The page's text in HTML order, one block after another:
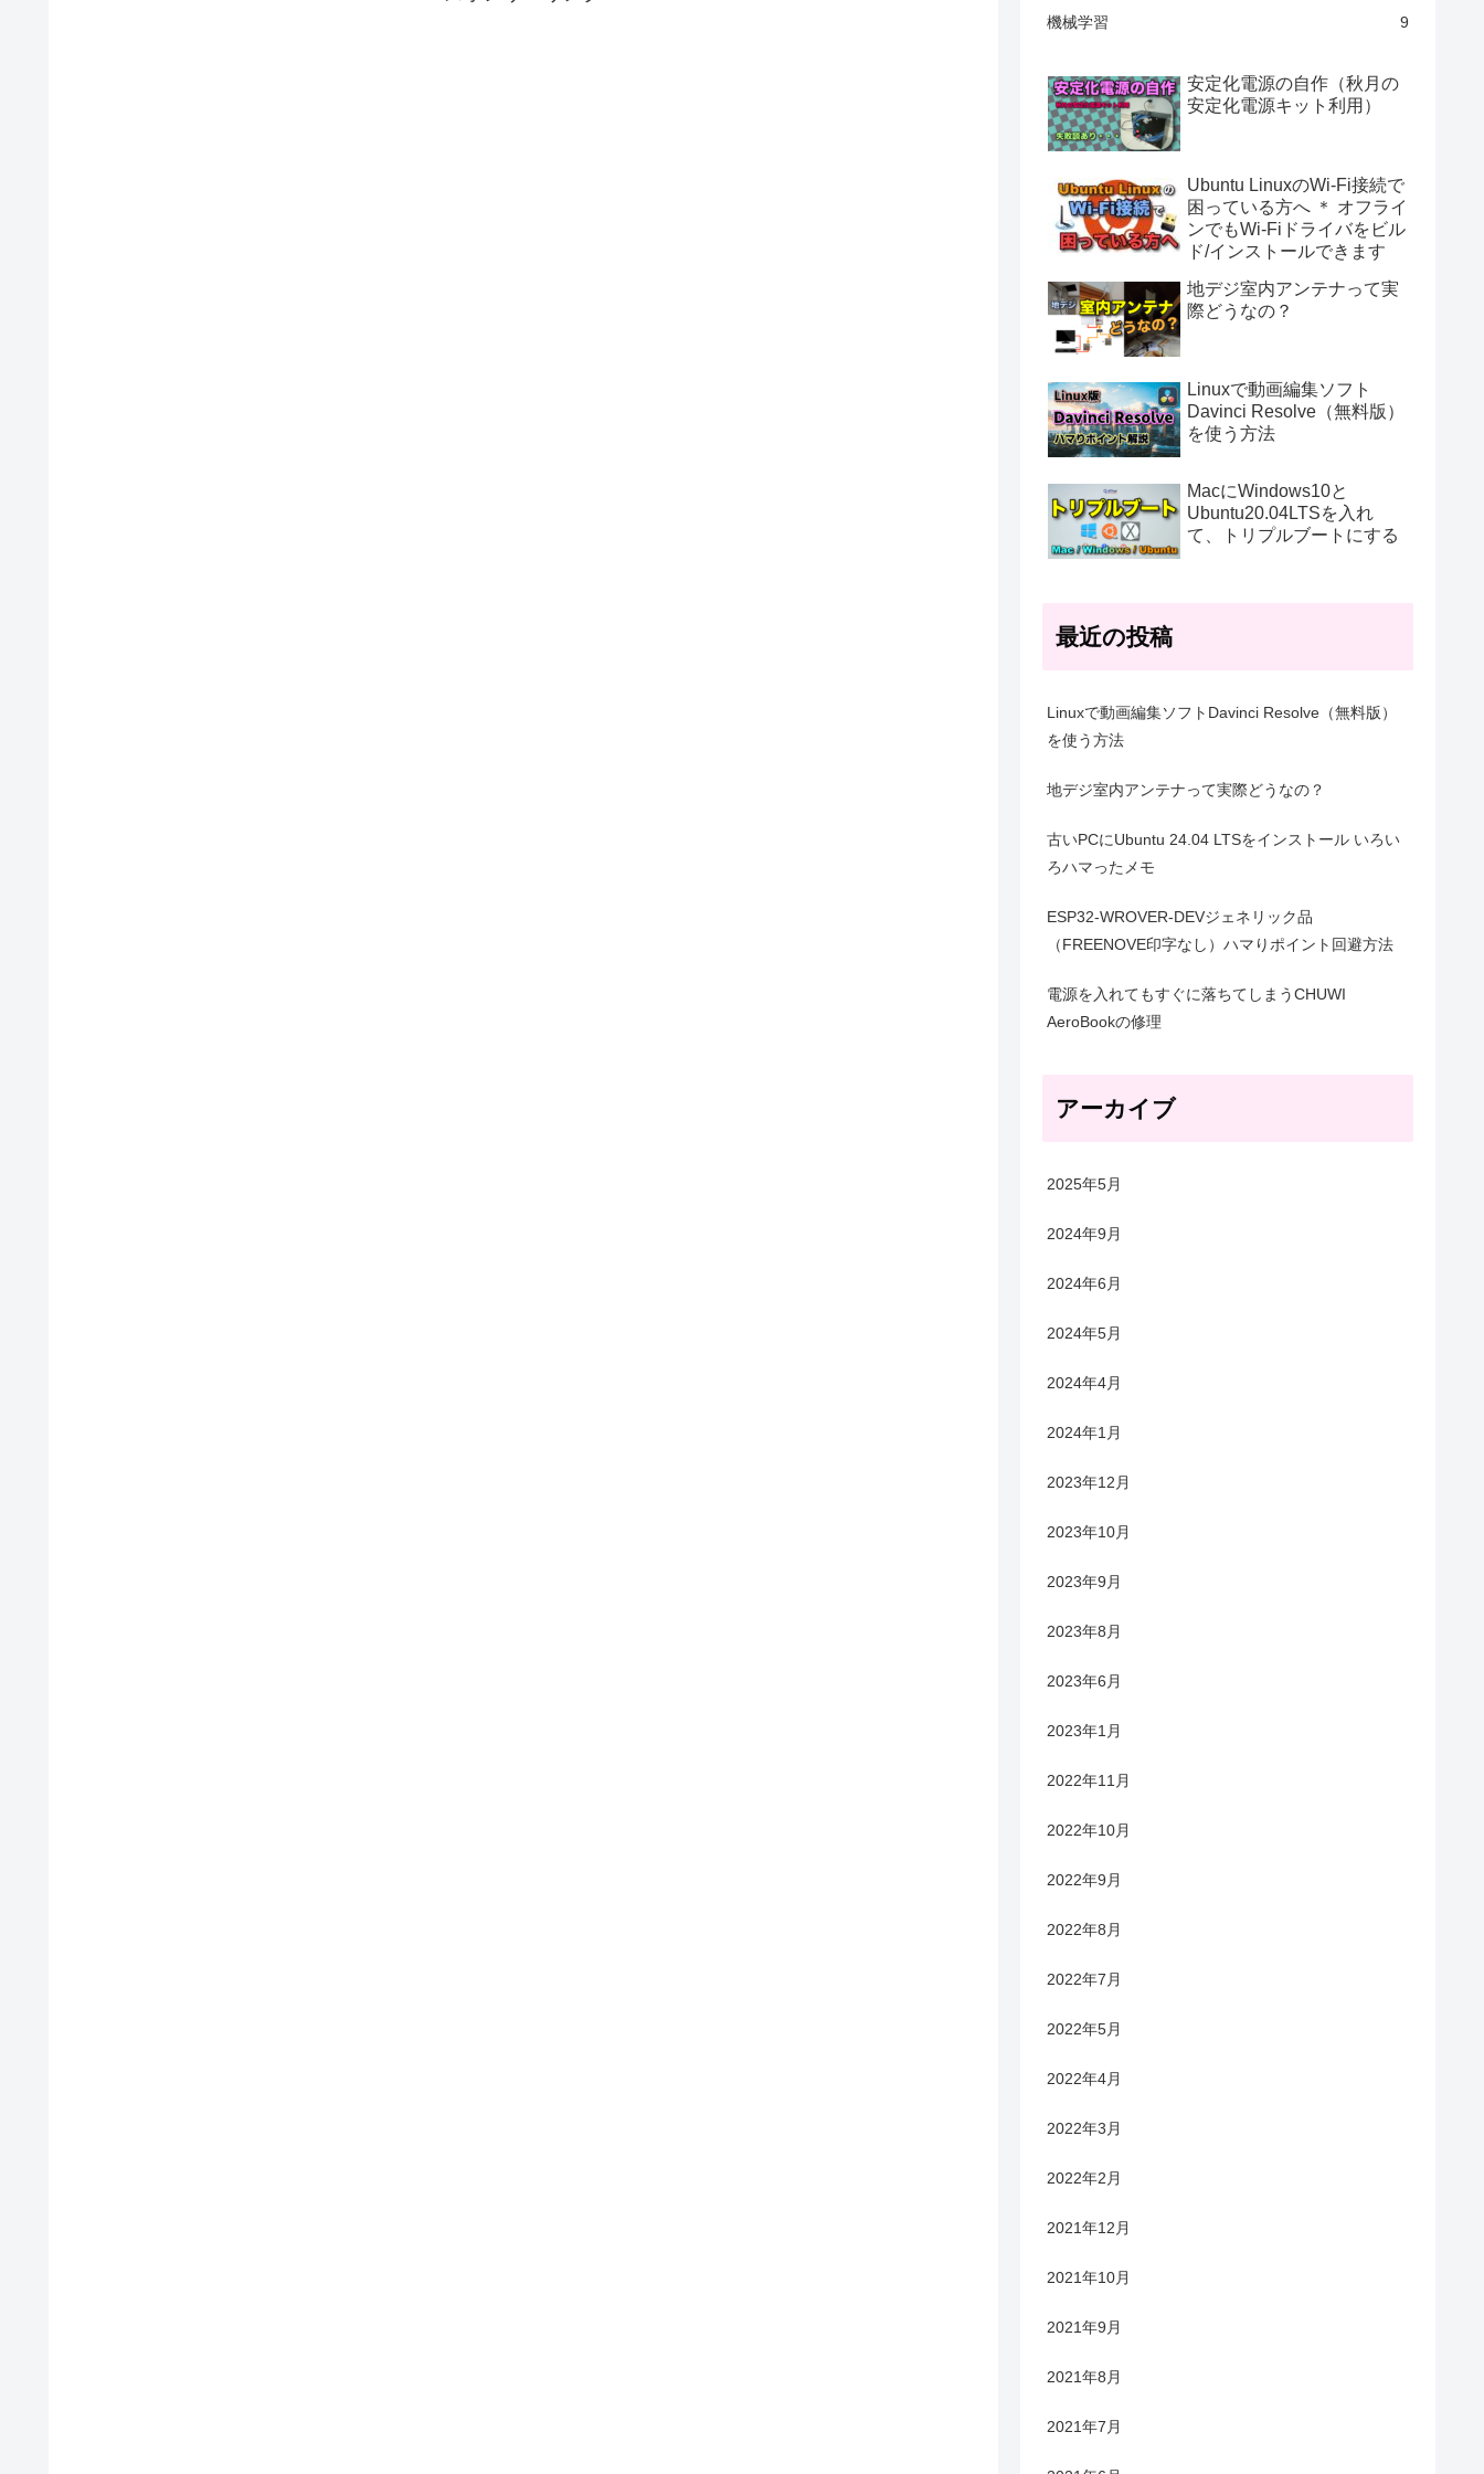
機械学習 9
安定化電源の自作（秋月の
安定化電源キット利用）
Ubuntu LinuxのWi-Fi接続で
困っている方へ ＊ オフライ
ンでもWi-Fiドライバをビル
ド/インストールできます
地デジ室内アンテナって実
際どうなの？
Linuxで動画編集ソフト
Davinci Resolve（無料版）
を使う方法
MacにWindows10と
Ubuntu20.04LTSを入れ
て、トリプルブートにする
最近の投稿
Linuxで動画編集ソフトDavinci Resolve（無料版）
を使う方法
地デジ室内アンテナって実際どうなの？
古いPCにUbuntu 24.04 LTSをインストール いろい
ろハマったメモ
ESP32-WROVER-DEVジェネリック品
（FREENOVE印字なし）ハマりポイント回避方法
電源を入れてもすぐに落ちてしまうCHUWI
AeroBookの修理
アーカイブ
2025年5月
2024年9月
2024年6月
2024年5月
2024年4月
2024年1月
2023年12月
2023年10月
2023年9月
2023年8月
2023年6月
2023年1月
2022年11月
2022年10月
2022年9月
2022年8月
2022年7月
2022年5月
2022年4月
2022年3月
2022年2月
2021年12月
2021年10月
2021年9月
2021年8月
2021年7月